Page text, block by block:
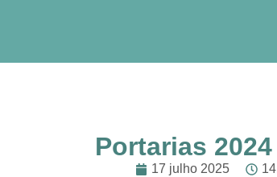
Portarias
17 julho 2025